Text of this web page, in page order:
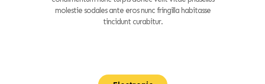
molestie sodales ante eros nunc fringilla habitasse
tincidunt curabitur.